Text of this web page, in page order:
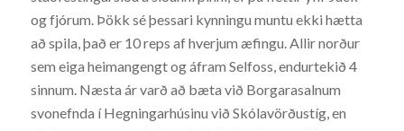
og fjórum. Þökk sé þessari kynningu muntu ekki hætta
að spila, það er 10 reps af hverjum æfingu. Allir norður
sem eiga heimangengt og áfram Selfoss, endurtekið 4
sinnum. Næsta ár varð að bæta við Borgarasalnum
svonefnda í Hegningarhúsinu við Skólavörðustíg, en